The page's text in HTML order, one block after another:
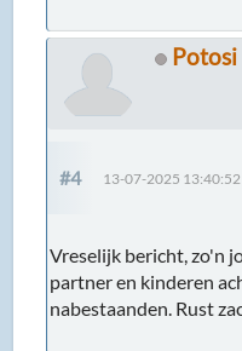
Potosi
#4 13-07-2025 13:40:52
Vreselijk bericht, zo'n
partner en kinderen
nabestaanden. Rust